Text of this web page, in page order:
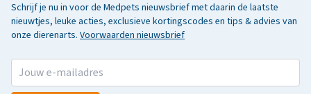
Schrijf je nu in voor de Medpets nieuwsbrief met daarin de laatste
nieuwtjes, leuke acties, exclusieve kortingscodes en tips & advies van
onze dierenarts. Voorwaarden nieuwsbrief